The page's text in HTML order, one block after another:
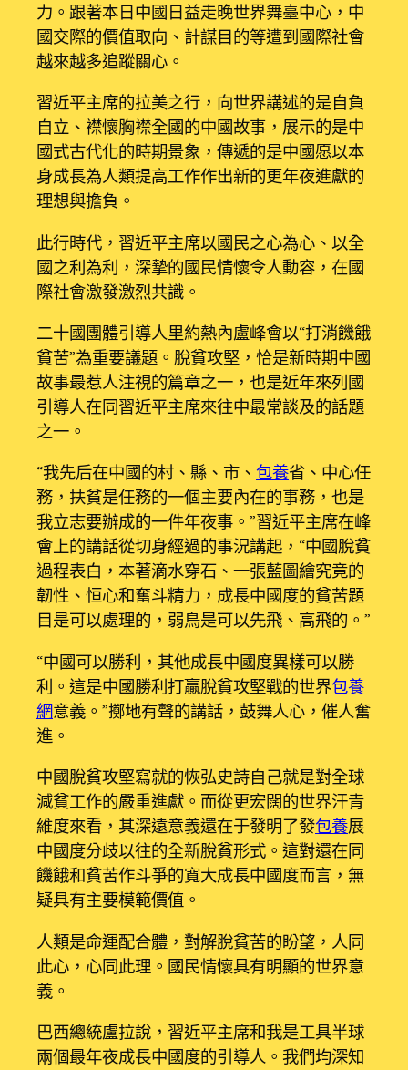
力。跟著本日中國日益走晚世界舞臺中心，中
國交際的價值取向、計謀目的等遭到國際社會
越來越多追蹤關心。
習近平主席的拉美之行，向世界講述的是自負
自立、襟懷胸襟全國的中國故事，展示的是中
國式古代化的時期景象，傳遞的是中國愿以本
身成長為人類提高工作作出新的更年夜進獻的
理想與擔負。
此行時代，習近平主席以國民之心為心、以全
國之利為利，深摯的國民情懷令人動容，在國
際社會激發激烈共識。
二十國團體引導人里約熱內盧峰會以“打消饑餓
貧苦”為重要議題。脫貧攻堅，恰是新時期中國
故事最惹人注視的篇章之一，也是近年來列國
引導人在同習近平主席來往中最常談及的話題
之一。
“我先后在中國的村、縣、市、 包養省、中心任
務，扶貧是任務的一個主要內在的事務，也是
我立志要辦成的一件年夜事。”習近平主席在峰
會上的講話從切身經過的事況講起，“中國脫貧
過程表白，本著滴水穿石、一張藍圖繪究竟的
韌性、恒心和奮斗精力，成長中國度的貧苦題
目是可以處理的，弱鳥是可以先飛、高飛的。”
“中國可以勝利，其他成長中國度異樣可以勝
利。這是中國勝利打贏脫貧攻堅戰的世界包養
網意義。”擲地有聲的講話，鼓舞人心，催人奮
進。
中國脫貧攻堅寫就的恢弘史詩自己就是對全球
減貧工作的嚴重進獻。而從更宏闊的世界汗青
維度來看，其深遠意義還在于發明了發包養展
中國度分歧以往的全新脫貧形式。這對還在同
饑餓和貧苦作斗爭的寬大成長中國度而言，無
疑具有主要模範價值。
人類是命運配合體，對解脫貧苦的盼望，人同
此心，心同此理。國民情懷具有明顯的世界意
義。
巴西總統盧拉說，習近平主席和我是工具半球
兩個最年夜成長中國度的引導人。我們均深知